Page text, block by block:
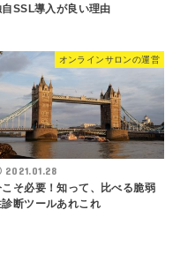
自SSL導入が良い理由
オンラインサロンの運営
2021.01.28
こそ必要！知って、比べる脆弱
診断ツールあれこれ